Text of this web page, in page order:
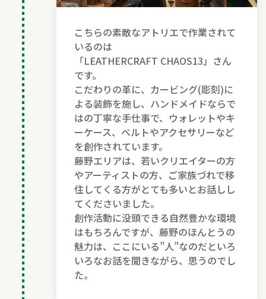
こちらの素敵なアトリエで作業されて
いるのは
「LEATHERCRAFT CHAOS13」さん
です。
こだわりの革に、カービング(彫刻)に
よる装飾を施し、ハンドメイドならで
はの丁寧な手仕事で、ウォレットやキ
ーケース、ベルトやアクセサリーなど
を創作されています。
藤野エリアは、若いクリエイターの方
やアーティストの方、ご家族づれで移
住してくる方がとても多いとお話しし
てくださいました。
創作活動に没頭できる自然豊かな環境
はもちろんですが、藤野のほんとうの
魅力は、ここにいる”人”なのだといろ
いろなお話を聞きながら、思うのでし
た。